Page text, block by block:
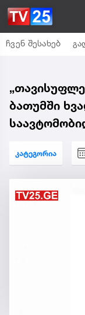
ჩვენ შესახებ
ბათუმში
კატეგორია